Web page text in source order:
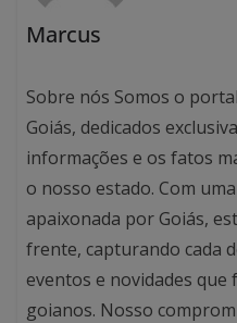
Marcus
Sobre nós Somos o
Goiás, dedicados
informações e os fatos
o nosso estado. Com
apaixonada por Goiás,
frente, capturando cada
eventos e novidades que
goianos. Nosso